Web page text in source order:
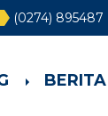
(0274) 895487
BERITA